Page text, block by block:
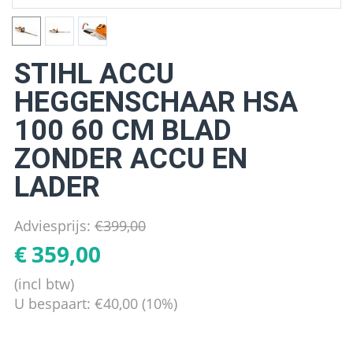
STIHL ACCU
HEGGENSCHAAR HSA
100 60 CM BLAD
ZONDER ACCU EN
LADER
Adviesprijs: €399,00
€359,00
(incl btw)
U bespaart: €40,00 (10%)